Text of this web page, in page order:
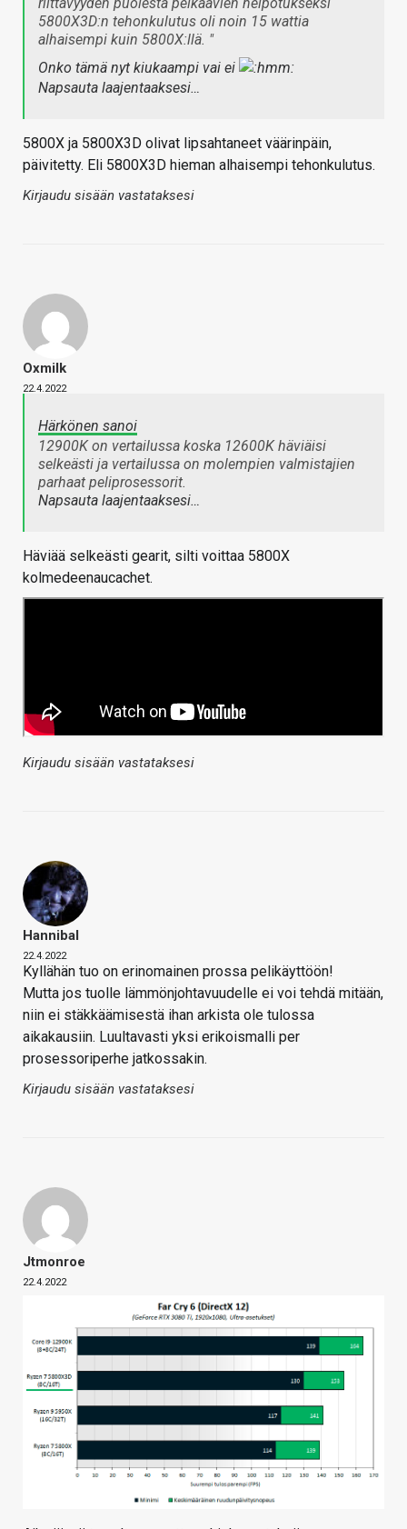
5800X3D:n tehonkulutus oli noin 15 wattia
alhaisempi kuin 5800X:llä. "
Onko tämä nyt kiukaampi vai ei
Napsauta laajentaaksesi…
5800X ja 5800X3D olivat lipsahtaneet väärinpäin,
päivitetty. Eli 5800X3D hieman alhaisempi tehonkulutus.
Kirjaudu sisään vastataksesi
Oxmilk
22.4.2022
Härkönen sanoi
12900K on vertailussa koska 12600K häviäisi
selkeästi ja vertailussa on molempien valmistajien
parhaat peliprosessorit.
Napsauta laajentaaksesi…
Häviää selkeästi gearit, silti voittaa 5800X
kolmedeenaucachet.
Kirjaudu sisään vastataksesi
Hannibal
22.4.2022
Kyllähän tuo on erinomainen prossa pelikäyttöön!
Mutta jos tuolle lämmönjohtavuudelle ei voi tehdä mitään,
niin ei stäkkäämisestä ihan arkista ole tulossa
aikakausiin. Luultavasti yksi erikoismalli per
prosessoriperhe jatkossakin.
Kirjaudu sisään vastataksesi
Jtmonroe
22.4.2022